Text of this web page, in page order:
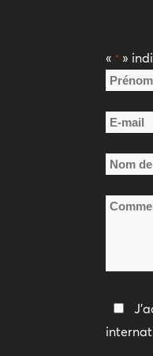
« * »
Nom
Prénom
E-
Nom
la
vous
de